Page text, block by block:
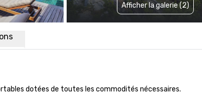
Afficher la galerie (2)
dotées de toutes les commodités nécessaires.